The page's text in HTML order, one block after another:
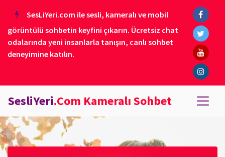
SesLiYeri.com ile sesli, kameralı ve mobil
görüntülü sohbetin keyfini çıkarın. Ücretsiz chat
odalarında yeni insanlarla tanışın, canlı sohbet
deneyimine katılın.
SesliYeri.Com Kameralı Sohbet